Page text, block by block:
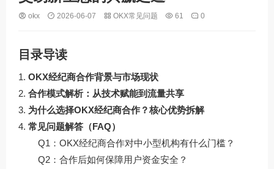
okx 2026-06-07 OKX常见问题 61 0
目录导读
OKX经纪商合作背景与市场现状
合作模式解析：从技术赋能到流量共享
为什么选择OKX经纪商合作？核心优势拆解
常见问题解答（FAQ）
Q1：OKX经纪商合作对中小型机构有什么门槛？
Q2：合作后如何保障用户资金安全？